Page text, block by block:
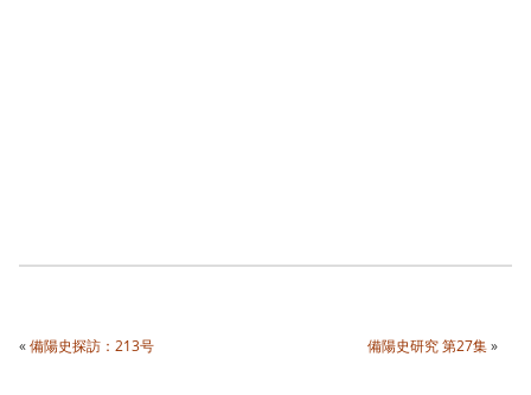
«備陽史探訪：213号 備陽史研究 第27集»